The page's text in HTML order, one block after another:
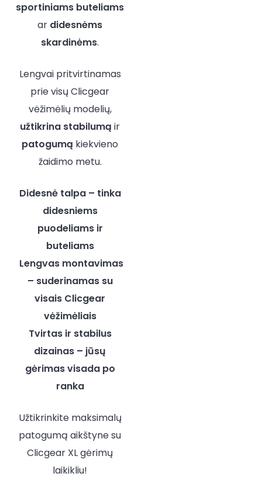
sportiniams buteliams
ar didesnėms
skardinėms.
Lengvai pritvirtinamas
prie visų Clicgear
vėžimėlių modelių,
užtikrina stabilumą ir
patogumą kiekvieno
žaidimo metu.
Didesnė talpa – tinka
didesniems
puodeliams ir
buteliams
Lengvas montavimas
– suderinamas su
visais Clicgear
vėžimėliais
Tvirtas ir stabilus
dizainas – jūsų
gėrimas visada po
ranka
Užtikrinkite maksimalų
patogumą aikštyne su
Clicgear XL gėrimų
laikikliu!